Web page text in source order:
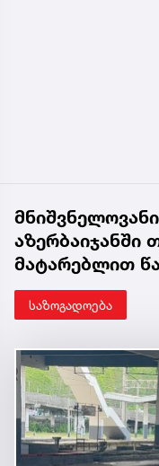
აზერბაიჯანში
მატარებლით
საზოგადოება